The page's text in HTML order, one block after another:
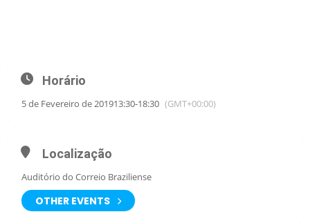
Horário
5 de Fevereiro de 201913:30-18:30 (GMT+00:00)
Localização
Auditório do Correio Braziliense
OTHER EVENTS